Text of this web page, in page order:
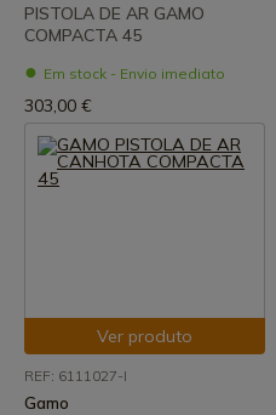
PISTOLA DE AR GAMO
COMPACTA 45
Em stock - Envio imediato
303,00 €
Ver produto
REF: 6111027-I
Gamo